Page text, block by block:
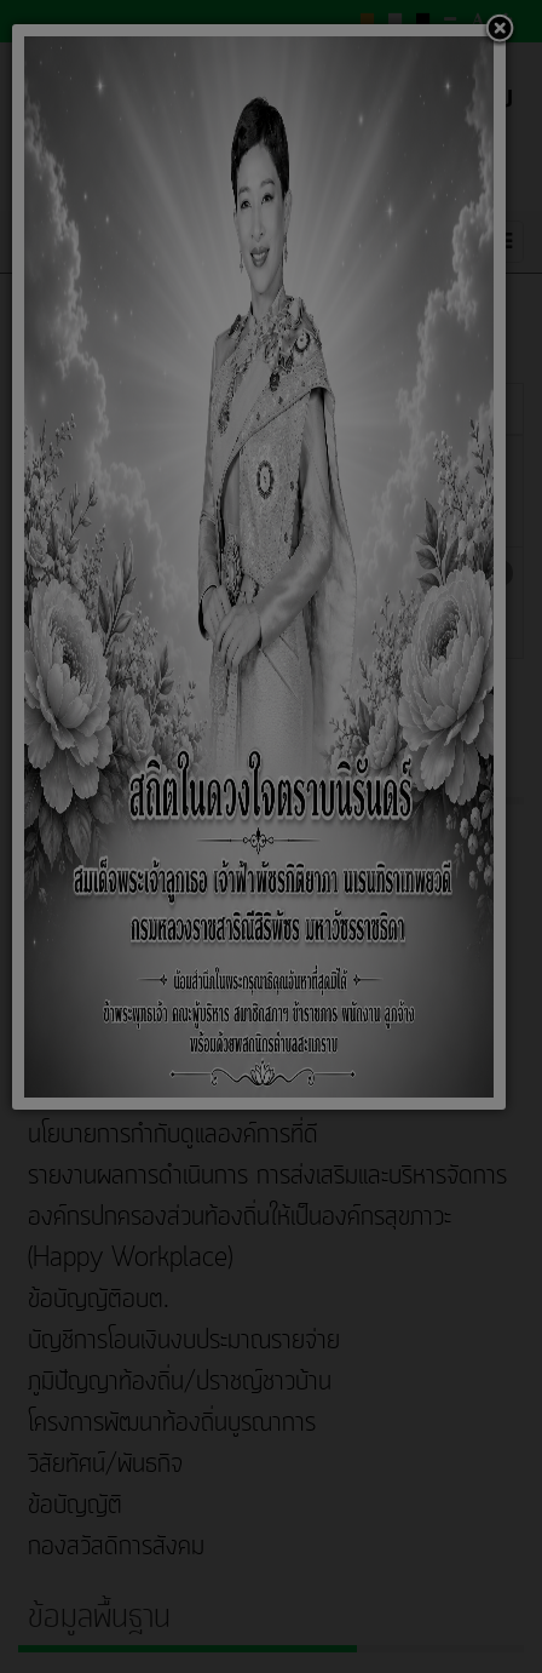
แสดง
ชื่อ
ผู้เขียน
ข้อบัญญัติองค์การบริหารส่วนตำบลสะแก
ราบ เรื่องการมูลฝอยและสิ่งปฏิกูล
พ.ศ.2566
เขียนโดย
Super
User
ฮิต: 315
ข้อบัญญัติติดตั้งบ่อดักไขมัน 2562
เขียนโดย
ฮิต: 3435
เกี่ยวกับหน่วยงาน
หน้าหลัก
สภาพและข้อมูลพื้นฐาน
มาตรการต่างๆ
ลานกีฬาประจำหมู่บ้าน
ประวัติความเป็นมา
กฎหมายว่าด้วยการจัดตั้งองค์กรปกครองส่วนท้องถิ่น
คุณธรรมและจริยธรรม
นโยบายการกำกับดูแลองค์การที่ดี
รายงานผลการดำเนินการ การส่งเสริมและบริหารจัดการ
องค์กรปกครองส่วนท้องถิ่นให้เป็นองค์กรสุขภาวะ
(Happy Workplace)
ข้อบัญญัติอบต.
บัญชีการโอนเงินงบประมาณรายจ่าย
ภูมิปัญญาท้องถิ่น/ปราชญ์ชาวบ้าน
โครงการพัฒนาท้องถิ่นบูรณาการ
วิสัยทัศน์/พันธกิจ
ข้อบัญญัติ
กองสวัสดิการสังคม
ข้อมูลพื้นฐาน